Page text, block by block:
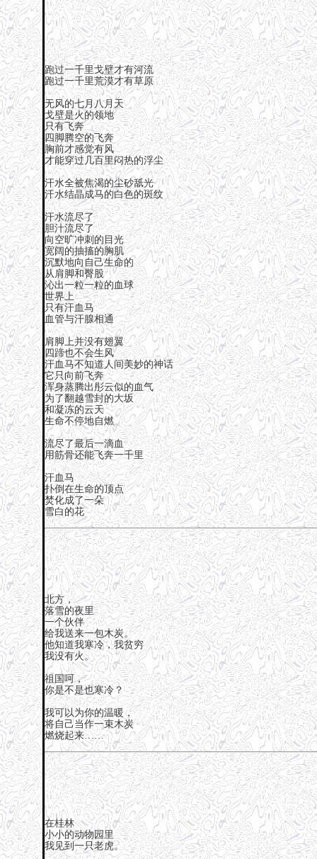
跑过一千里戈壁才有河流
跑过一千里荒漠才有草原
无风的七月八月天
戈壁是火的领地
只有飞奔
四脚腾空的飞奔
胸前才感觉有风
才能穿过几百里闷热的浮尘
汗水全被焦渴的尘砂舐光
汗水结晶成马的白色的斑纹
汗水流尽了
胆汁流尽了
向空旷冲刺的目光
宽阔的抽搐的胸肌
沉默地向自己生命的
从肩脚和臀股
沁出一粒一粒的血球
世界上
只有汗血马
血管与汗腺相通
肩脚上并没有翅翼
四蹄也不会生风
汗血马不知道人间美妙的神话
它只向前飞奔
浑身蒸腾出彤云似的血气
为了翻越雪封的大坂
和凝冻的云天
生命不停地自燃
流尽了最后一滴血
用筋骨还能飞奔一千里
汗血马
扑倒在生命的顶点
焚化成了一朵
雪白的花
北方，
落雪的夜里
一个伙伴
给我送来一包木炭。
他知道我寒冷，我贫穷
我没有火。
祖国呵，
你是不是也寒冷？
我可以为你的温暖，
将自己当作一束木炭
燃烧起来……
在桂林
小小的动物园里
我见到一只老虎。